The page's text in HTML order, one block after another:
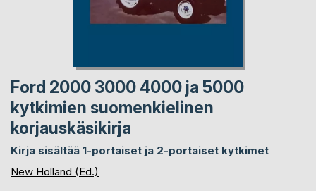
Ford 2000 3000 4000 ja 5000
kytkimien suomenkielinen
korjauskäsikirja
Kirja sisältää 1-portaiset ja 2-portaiset kytkimet
New Holland (Ed.)